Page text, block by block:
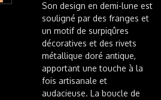
Son design en demi-lune est
souligné par des franges et
un motif de surpiqûres
décoratives et des rivets
métallique doré antique,
apportant une touche à la
fois artisanale et
audacieuse. La boucle de